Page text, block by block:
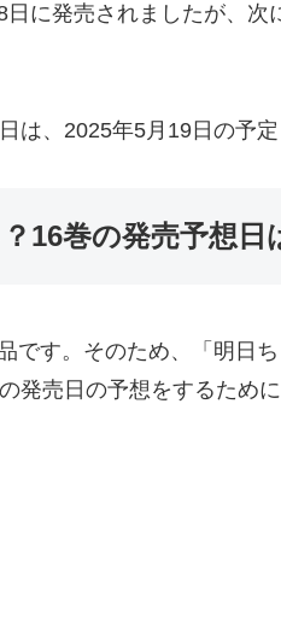
に発売されましたが、
は、2025年5月19日の予
16巻の発売予想日
す。そのため、「明日
発売日の予想をするため